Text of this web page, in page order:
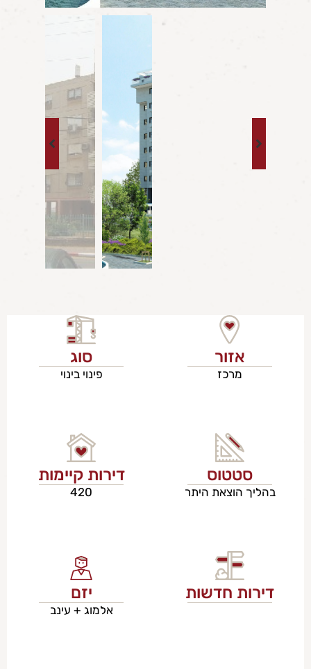
אזור
מרכז
סוג
פינוי בינוי
סטטוס
בהליך הוצאת היתר
דירות קיימות
420
דירות חדשות יזם
אלמוג + עינב